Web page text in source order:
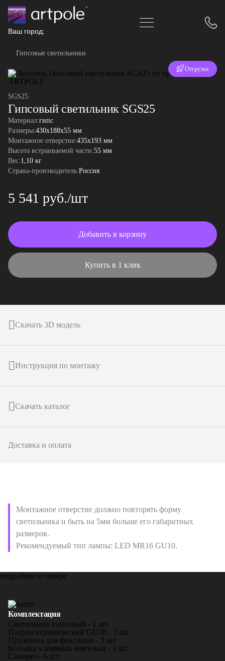
Ваш город:
Гипсовые светильники
Отгрузка
SGS25
Гипсовый светильник SGS25
Материал:гипс
Размеры:430x188x55 мм
Монтажное отверстие:435х193 мм
Высота встраиваемой части:55 мм
Вес:1,10 кг
Страна-производитель:Россия
5 541 руб./шт
Добавить в корзину
Купить в 1 клик
Скачать 3D модель
Инструкция по монтажу
Скачать каталог
Доставка и оплата
Монтажное отверстие должно повторять форму
светильника и быть на 5мм больше его габаритных
размеров.
Рекомендуемый тип лампы: LED MR16 GU10.
подробнее о товаре
Комплектация
Светильник гипсовый - 1 шт.
Патрон керамический GU10 - 3 шт.
Пружинка для фиксации - 3 шт.
Колодка клеммная винтовая - 3 шт.
Саморез - 6 шт.